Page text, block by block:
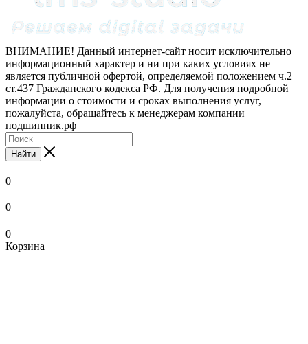
ВНИМАНИЕ! Данный интернет-сайт носит исключительно
информационный характер и ни при каких условиях не
является публичной офертой, определяемой положением ч.2
ст.437 Гражданского кодекса РФ. Для получения подробной
информации о стоимости и сроках выполнения услуг,
пожалуйста, обращайтесь к менеджерам компании
подшипник.рф
Найти
0
0
0
Корзина